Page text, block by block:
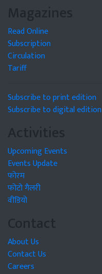
Magazines
Read Online
Subscription
Circulation
Tariff
Subscribe to print edition
Subscribe to digital edition
Activities
Upcoming Events
Events Update
फोरम
फोटो गैलरी
वीडियो
Contact
About Us
Contact Us
Careers